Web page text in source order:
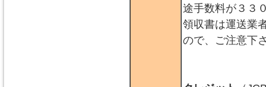
途手数料が３３
領収書は運送業
ので、ご注意下